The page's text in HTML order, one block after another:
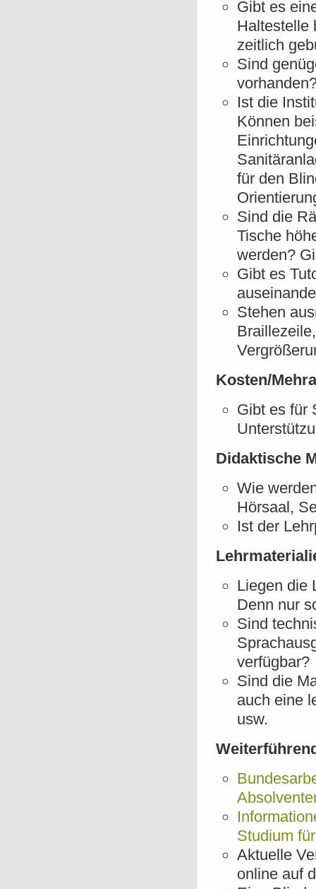
Gibt es
Haltestelle
zeitlich
Sind
Ist die
Können
für den
Sind die
Tische
werden?
Gibt es
Stehen
Kosten/
Gibt es für
Didaktische
Wie
Hörsaal,
Ist der
Liegen die
Denn nur
Sind
verfügbar?
Sind die
auch eine
usw.
Studium
Aktuelle
online auf